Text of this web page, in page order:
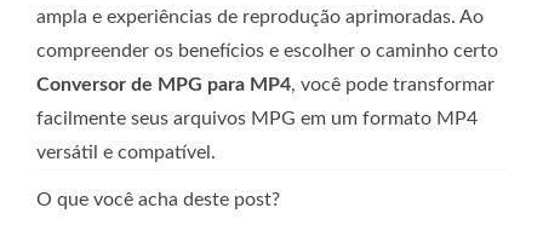
ampla e experiências de reprodução aprimoradas. Ao
compreender os benefícios e escolher o caminho certo
Conversor de MPG para MP4, você pode transformar
facilmente seus arquivos MPG em um formato MP4
versátil e compatível.
O que você acha deste post?